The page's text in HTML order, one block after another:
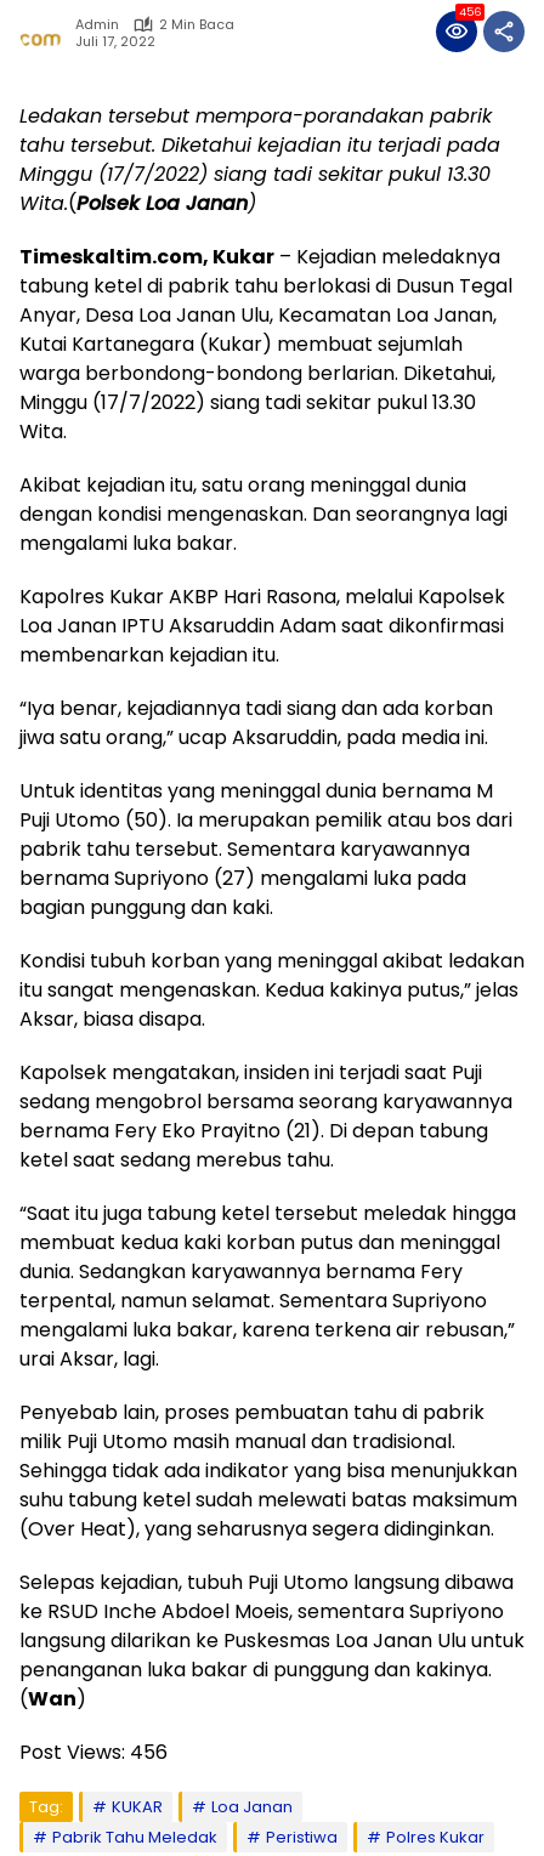
Admin
2 Min Baca
Juli 17, 2022
456
Ledakan tersebut mempora-porandakan pabrik
tahu tersebut. Diketahui kejadian itu terjadi pada
Minggu (17/7/2022) siang tadi sekitar pukul 13.30
Wita.(Polsek Loa Janan)
Timeskaltim.com, Kukar – Kejadian meledaknya
tabung ketel di pabrik tahu berlokasi di Dusun Tegal
Anyar, Desa Loa Janan Ulu, Kecamatan Loa Janan,
Kutai Kartanegara (Kukar) membuat sejumlah
warga berbondong-bondong berlarian. Diketahui,
Minggu (17/7/2022) siang tadi sekitar pukul 13.30
Wita.
Akibat kejadian itu, satu orang meninggal dunia
dengan kondisi mengenaskan. Dan seorangnya lagi
mengalami luka bakar.
Kapolres Kukar AKBP Hari Rasona, melalui Kapolsek
Loa Janan IPTU Aksaruddin Adam saat dikonfirmasi
membenarkan kejadian itu.
“Iya benar, kejadiannya tadi siang dan ada korban
jiwa satu orang,” ucap Aksaruddin, pada media ini.
Untuk identitas yang meninggal dunia bernama M
Puji Utomo (50). Ia merupakan pemilik atau bos dari
pabrik tahu tersebut. Sementara karyawannya
bernama Supriyono (27) mengalami luka pada
bagian punggung dan kaki.
Kondisi tubuh korban yang meninggal akibat ledakan
itu sangat mengenaskan. Kedua kakinya putus,” jelas
Aksar, biasa disapa.
Kapolsek mengatakan, insiden ini terjadi saat Puji
sedang mengobrol bersama seorang karyawannya
bernama Fery Eko Prayitno (21). Di depan tabung
ketel saat sedang merebus tahu.
“Saat itu juga tabung ketel tersebut meledak hingga
membuat kedua kaki korban putus dan meninggal
dunia. Sedangkan karyawannya bernama Fery
terpental, namun selamat. Sementara Supriyono
mengalami luka bakar, karena terkena air rebusan,”
urai Aksar, lagi.
Penyebab lain, proses pembuatan tahu di pabrik
milik Puji Utomo masih manual dan tradisional.
Sehingga tidak ada indikator yang bisa menunjukkan
suhu tabung ketel sudah melewati batas maksimum
(Over Heat), yang seharusnya segera didinginkan.
Selepas kejadian, tubuh Puji Utomo langsung dibawa
ke RSUD Inche Abdoel Moeis, sementara Supriyono
langsung dilarikan ke Puskesmas Loa Janan Ulu untuk
penanganan luka bakar di punggung dan kakinya.
(Wan)
Post Views: 456
Tag: KUKAR
Loa Janan
Pabrik Tahu Meledak
Peristiwa Polres Kukar